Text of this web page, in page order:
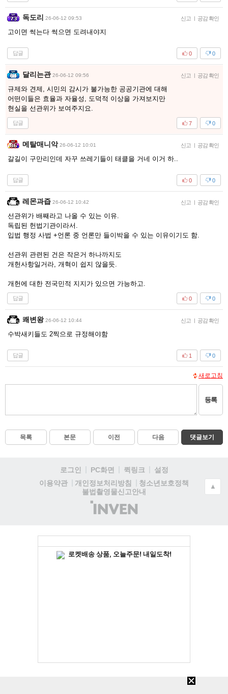
독도리 26-06-12 09:53 신고 | 공감 확인
고이면 썩는다 썩으면 도려내야지
답글 0
0
달리는관 26-06-12 09:56 신고 | 공감 확인
규제와 견제, 시민의 감시가 불가능한 공공기관에 대해
어떤이들은 효율과 자율성, 도덕적 이상을 가져보지만
현실을 선관위가 보여주지요.
답글 0
7
메탈매니악 26-06-12 10:01 신고 | 공감 확인
갈길이 구만리인데 자꾸 쓰레기들이 태클을 거네 이거 하..
답글 0
0
레몬과즙 26-06-12 10:42 신고 | 공감 확인
선관위가 배째라고 나올 수 있는 이유.
독립된 헌법기관이라서.
입법 행정 사법 +언론 중 언론만 들이박을 수 있는 이유이기도 함.
선관위 관련된 건은 작은거 하나까지도
개헌사항일거라, 개혁이 쉽지 않을듯.
개헌에 대한 전국민적 지지가 있으면 가능하고.
답글 0
0
쾌변왕 26-06-12 10:44 신고 | 공감 확인
수박새키들도 2찍으로 규정해야함
답글 0
1
새로고침
등록
목록 본문 이전 다음 댓글보기
로그인 PC화면 퀵링크
설정
이용약관
개인정보처리방침
청소년보호정책
불법촬영물신고안내
(주)
인
▲